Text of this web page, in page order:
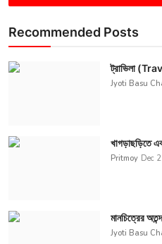
Recommended Posts
ট্রাভিলা
Jyoti Basu
খাগড়াছড়িতে
Pritmoy Dec
মানচিত্রের
Jyoti Basu